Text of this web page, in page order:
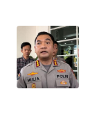
WN
SUMUT